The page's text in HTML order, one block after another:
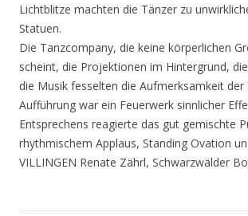
Lichtblitze machten die Tänzer zu
Statuen.
Die Tanzcompany, die keine körperlichen
scheint, die Projektionen im Hintergrund,
die Musik fesselten die Aufmerksamkeit der
Aufführung war ein Feuerwerk sinnlicher
Entsprechens reagierte das gut gemischte
rhythmischem Applaus, Standing Ovation
VILLINGEN Renate Zährl, Schwarzwälder